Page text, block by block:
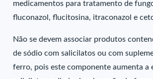
medicamentos para tratamento de
fluconazol, flucitosina, itraconazol e
Não se devem associar produtos
de sódio com salicilatos ou com
ferro, pois este componente aumenta a